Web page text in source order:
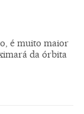
é muito maior
da órbita